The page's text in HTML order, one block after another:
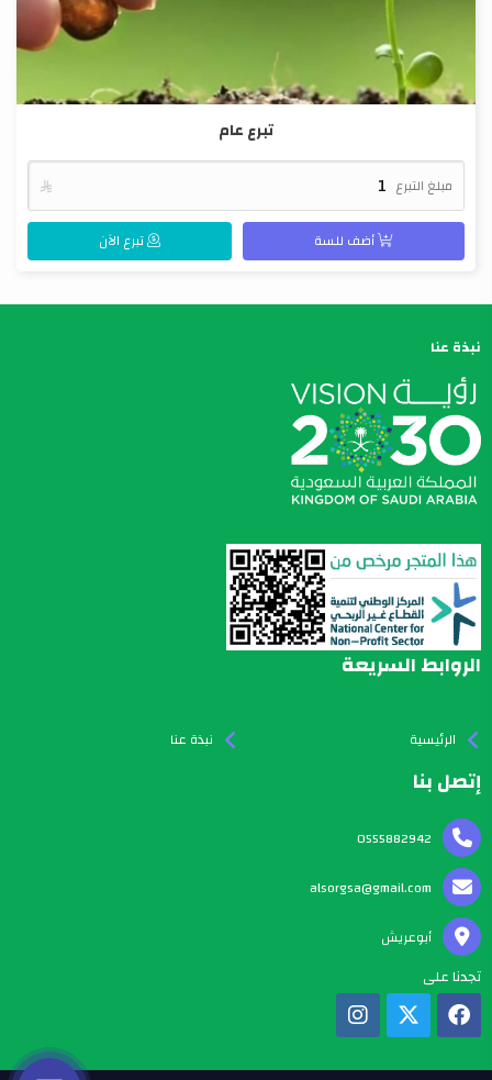
تبرع عام
مبلغ التبرع 
أضف للسة تبرع الآن
نبذة عنا
الروابط السريعة
الرئيسية نبذة عنا
إتصل بنا
0555882942
alsorgsa@gmail.com
أبوعريش
تجدنا على